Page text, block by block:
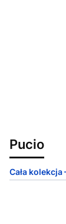
Pucio
Cała kolekcja